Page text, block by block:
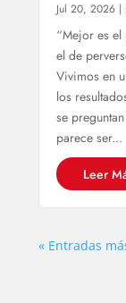
Jul 20, 2026|
“Mejor es
el de
Vivimos en
los
se
parece ser...
Leer
« Entradas